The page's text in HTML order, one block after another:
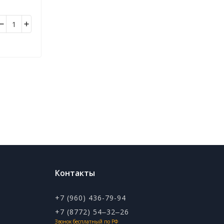
Не
Контакты
+7 (960) 436-79-94
+7 (8772) 54‒32‒26
Звонок бесплатный по РФ